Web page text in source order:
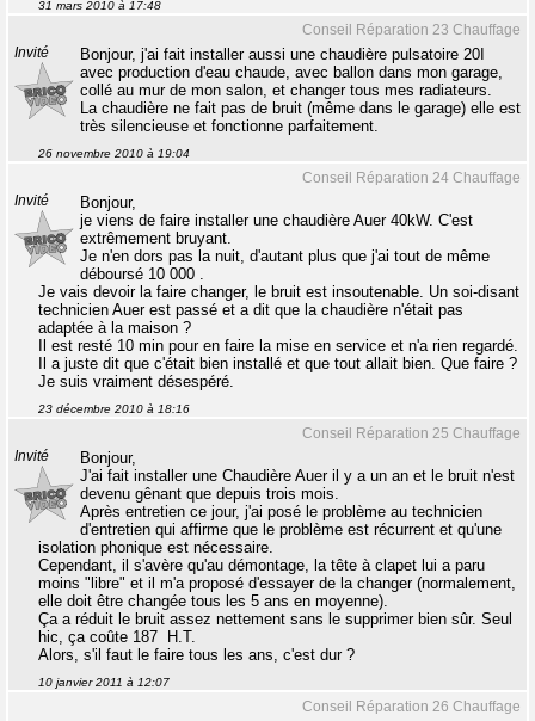
31 mars 2010 à 17:48
Conseil Réparation 23 Chauffage
Invité
Bonjour, j'ai fait installer aussi une chaudière pulsatoire 20I
avec production d'eau chaude, avec ballon dans mon garage,
collé au mur de mon salon, et changer tous mes radiateurs.
La chaudière ne fait pas de bruit (même dans le garage) elle est
très silencieuse et fonctionne parfaitement.
26 novembre 2010 à 19:04
Conseil Réparation 24 Chauffage
Invité
Bonjour,
je viens de faire installer une chaudière Auer 40kW. C'est
extrêmement bruyant.
Je n'en dors pas la nuit, d'autant plus que j'ai tout de même
déboursé 10 000 .
Je vais devoir la faire changer, le bruit est insoutenable. Un soi-disant
technicien Auer est passé et a dit que la chaudière n'était pas
adaptée à la maison ?
Il est resté 10 min pour en faire la mise en service et n'a rien regardé.
Il a juste dit que c'était bien installé et que tout allait bien. Que faire ?
Je suis vraiment désespéré.
23 décembre 2010 à 18:16
Conseil Réparation 25 Chauffage
Invité
Bonjour,
J'ai fait installer une Chaudière Auer il y a un an et le bruit n'est
devenu gênant que depuis trois mois.
Après entretien ce jour, j'ai posé le problème au technicien
d'entretien qui affirme que le problème est récurrent et qu'une
isolation phonique est nécessaire.
Cependant, il s'avère qu'au démontage, la tête à clapet lui a paru
moins "libre" et il m'a proposé d'essayer de la changer (normalement,
elle doit être changée tous les 5 ans en moyenne).
Ça a réduit le bruit assez nettement sans le supprimer bien sûr. Seul
hic, ça coûte 187  H.T.
Alors, s'il faut le faire tous les ans, c'est dur ?
10 janvier 2011 à 12:07
Conseil Réparation 26 Chauffage